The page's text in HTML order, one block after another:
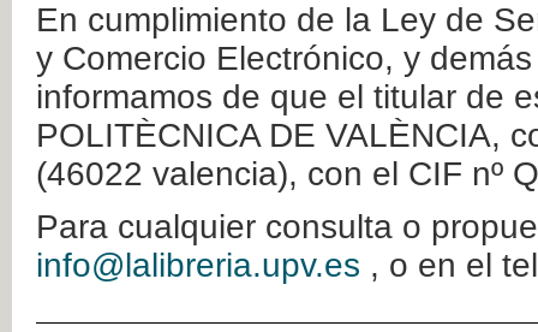
En cumplimiento de la Ley de
y Comercio Electrónico, y
informamos de que el titular de
POLITÈCNICA DE VALÈNCIA,
(46022 valencia), con el CIF nº
Para cualquier consulta o
info@lalibreria.upv.es , o en el